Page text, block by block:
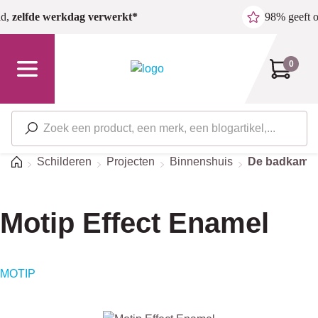
Ga naar de hoofdinhoud
zelfde werkdag verwerkt* 98% geeft
0
HomeSchilderen Projecten Binnenshuis De
Motip Effect Enamel
MOTIP